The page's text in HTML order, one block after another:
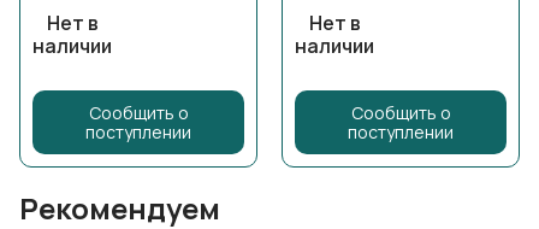
Нет в
наличии
Сообщить о
поступлении
Нет в
наличии
Сообщить о
поступлении
Рекомендуем